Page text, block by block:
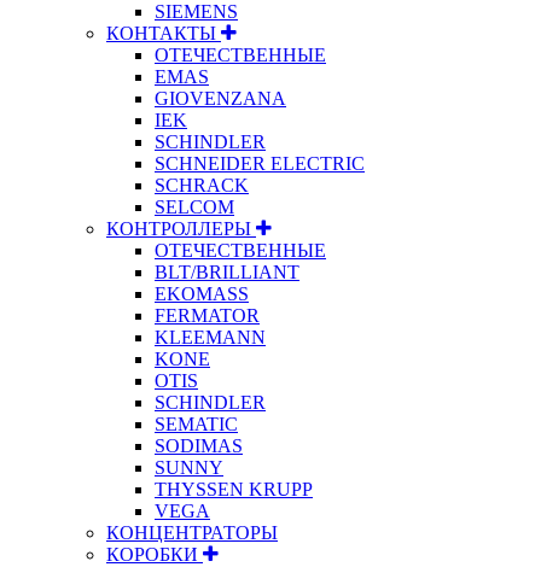
SIEMENS
КОНТАКТЫ
ОТЕЧЕСТВЕННЫЕ
EMAS
GIOVENZANA
IEK
SCHINDLER
SCHNEIDER ELECTRIC
SCHRACK
SELCOM
КОНТРОЛЛЕРЫ
ОТЕЧЕСТВЕННЫЕ
BLT/BRILLIANT
EKOMASS
FERMATOR
KLEEMANN
KONE
OTIS
SCHINDLER
SEMATIC
SODIMAS
SUNNY
THYSSEN KRUPP
VEGA
КОНЦЕНТРАТОРЫ
КОРОБКИ